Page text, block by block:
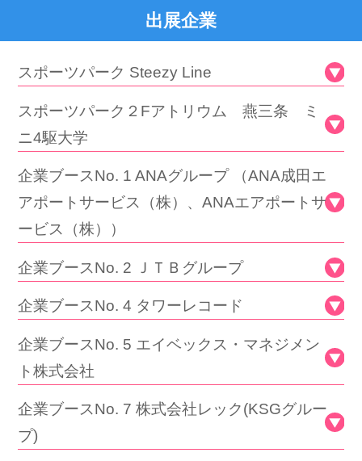
出展企業
スポーツパーク Steezy Line
スポーツパーク２Fアトリウム 燕三条 ミ
ニ4駆大学
企業ブースNo. 1 ANAグループ （ANA成田エ
アポートサービス（株）、ANAエアポートサ
ービス（株））
企業ブースNo. 2 ＪＴＢグループ
企業ブースNo. 4 タワーレコード
企業ブースNo. 5 エイベックス・マネジメン
ト株式会社
企業ブースNo. 7 株式会社レック(KSGグルー
プ)